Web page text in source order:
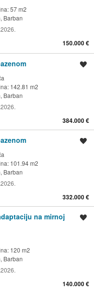
57 m2
Barban
150.000 €
142.81 m2
Barban
384.000 €
101.94 m2
Barban
332.000 €
na mirnoj
120 m2
Barban
140.000 €